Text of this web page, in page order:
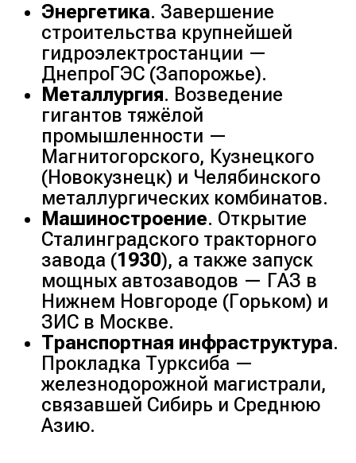
Энергетика. Завершение
строительства крупнейшей
гидроэлектростанции —
ДнепроГЭС (Запорожье).
Металлургия. Возведение
гигантов тяжёлой
промышленности —
Магнитогорского, Кузнецкого
(Новокузнецк) и Челябинского
металлургических комбинатов.
Машиностроение. Открытие
Сталинградского тракторного
завода (1930), а также запуск
мощных автозаводов — ГАЗ в
Нижнем Новгороде (Горьком) и
ЗИС в Москве.
Транспортная инфраструктура.
Прокладка Турксиба —
железнодорожной магистрали,
связавшей Сибирь и Среднюю
Азию.